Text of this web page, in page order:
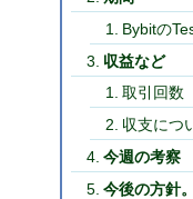
Bybitの
収益など
取引回数
収支につ
今週の考察
今後の方針。